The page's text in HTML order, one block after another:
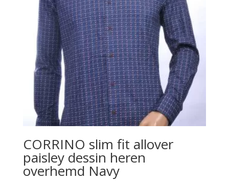
CORRINO slim fit allover
paisley dessin heren
overhemd Navy